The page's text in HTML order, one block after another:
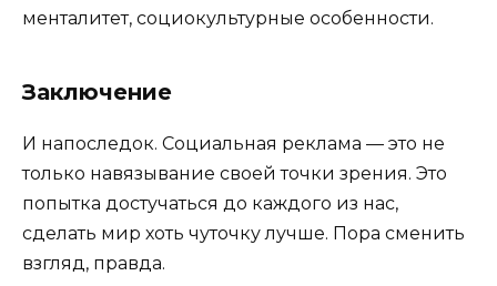
менталитет, социокультурные особенности.
Заключение
И напоследок. Социальная реклама — это не
только навязывание своей точки зрения. Это
попытка достучаться до каждого из нас,
сделать мир хоть чуточку лучше. Пора сменить
взгляд, правда.